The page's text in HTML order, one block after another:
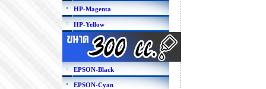
HP-Magenta
HP-Yellow
EPSON-Black
EPSON-Cyan